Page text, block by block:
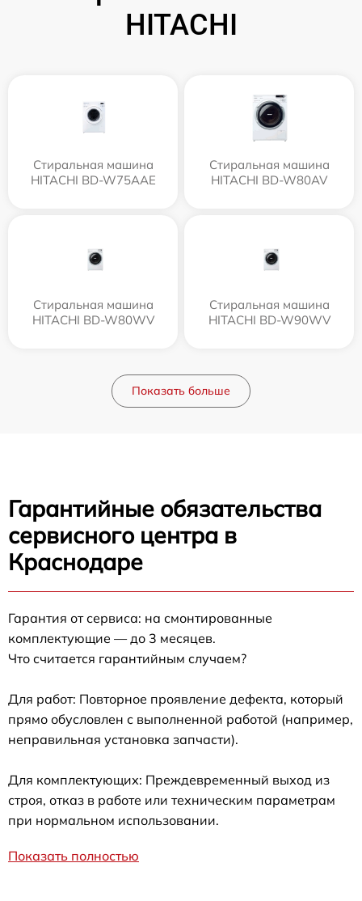
HITACHI
Стиральная машина
HITACHI BD-W75AAE
Стиральная машина
HITACHI BD-W80AV
Стиральная машина
HITACHI BD-W80WV
Стиральная машина
HITACHI BD-W90WV
Показать больше
Гарантийные обязательства
сервисного центра в
Краснодаре
Гарантия от сервиса: на смонтированные
комплектующие — до 3 месяцев.
Что считается гарантийным случаем?
Для работ: Повторное проявление дефекта, который
прямо обусловлен с выполненной работой (например,
неправильная установка запчасти).
Для комплектующих: Преждевременный выход из
строя, отказ в работе или техническим параметрам
при нормальном использовании.
Показать полностью